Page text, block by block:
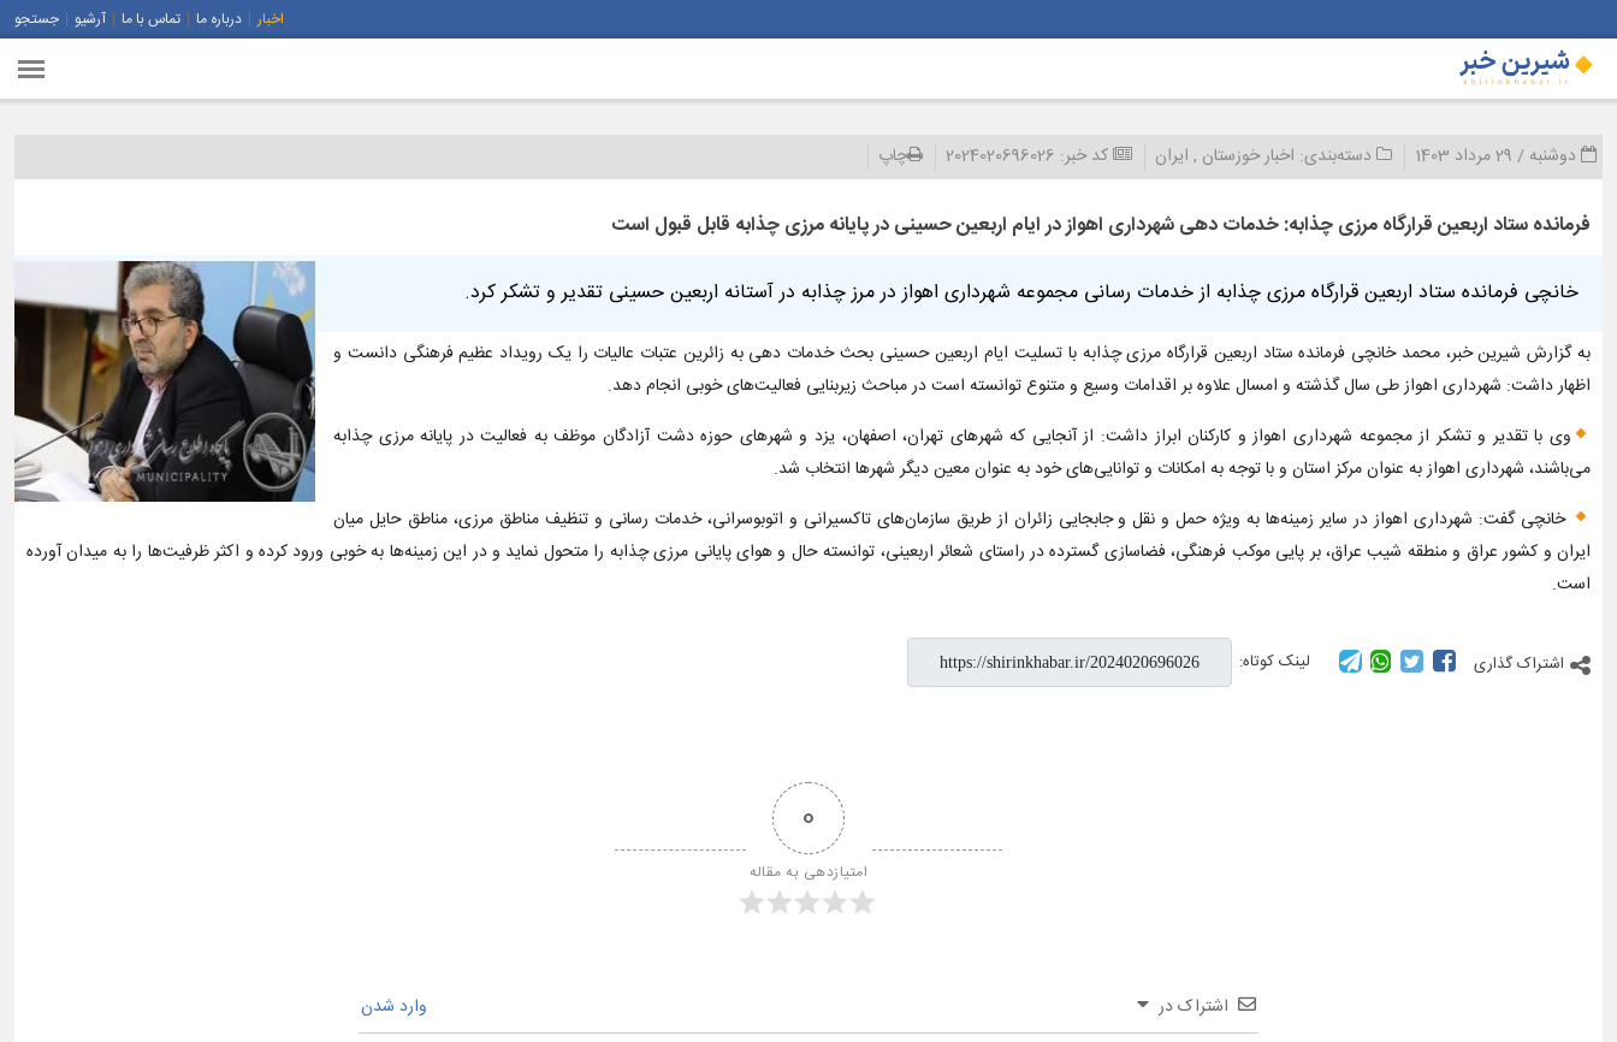
اخبار درباره ما تماس با ما آرشیو جستجو
دوشنبه / 29 مرداد 1403 دسته‌بندی: اخبار خوزستان , ایران کد خبر: 2024020696026 چاپ
فرمانده ستاد اربعین قرارگاه مرزی چذابه: خدمات دهی شهرداری اهواز در ایام اربعین حسینی در پایانه مرزی چذابه قابل قبول است
خانچی فرمانده ستاد اربعین قرارگاه مرزی چذابه از خدمات رسانی مجموعه شهرداری اهواز در مرز چذابه در آستانه اربعین حسینی تقدیر و تشکر کرد.
به گزارش شیرین خبر، محمد خانچی فرمانده ستاد اربعین قرارگاه مرزی چذابه با تسلیت ایام اربعین حسینی بحث خدمات دهی به زائرین عتبات عالیات را یک رویداد عظیم فرهنگی دانست و
اظهار داشت: شهرداری اهواز طی سال گذشته و امسال علاوه بر اقدامات وسیع و متنوع توانسته است در مباحث زیربنایی فعالیت‌های خوبی انجام دهد.
وی با تقدیر و تشکر از مجموعه شهرداری اهواز و کارکنان ابراز داشت: از آنجایی که شهرهای تهران، اصفهان، یزد و شهرهای حوزه دشت آزادگان موظف به فعالیت در پایانه مرزی چذابه
می‌باشند، شهرداری اهواز به عنوان مرکز استان و با توجه به امکانات و توانایی‌های خود به عنوان معین دیگر شهرها انتخاب شد.
خانچی گفت: شهرداری اهواز در سایر زمینه‌ها به ویژه حمل و نقل و جابجایی زائران از طریق سازمان‌های تاکسیرانی و اتوبوسرانی، خدمات رسانی و تنظیف مناطق مرزی، مناطق حایل میان
ایران و کشور عراق و منطقه شیب عراق، بر پایی موکب فرهنگی، فضاسازی گسترده در راستای شعائر اربعینی، توانسته حال و هوای پایانی مرزی چذابه را متحول نماید و در این زمینه‌ها به خوبی ورود کرده و اکثر ظرفیت‌ها را به میدان آورده
است.
اشتراک گذاری لینک کوتاه:
0
امتیازدهی به مقاله
اشتراک در وارد شدن